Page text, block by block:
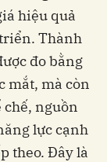
hiệu quả
Thành
đo bằng
mắt, mà còn
chế, nguồn
lực cạnh
theo. Đây là